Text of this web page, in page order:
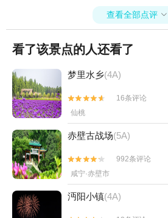
查看全部点评 
看了该景点的人还看了
梦里水乡(4A)


16条评论
仙桃
赤壁古战场(5A)


992条评论
咸宁·赤壁市
沔阳小镇(4A)